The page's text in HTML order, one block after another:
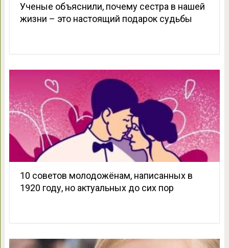
Ученые объяснили, почему сестра в нашей
жизни – это настоящий подарок судьбы
10 советов молодожёнам, написанных в
1920 году, но актуальных до сих пор